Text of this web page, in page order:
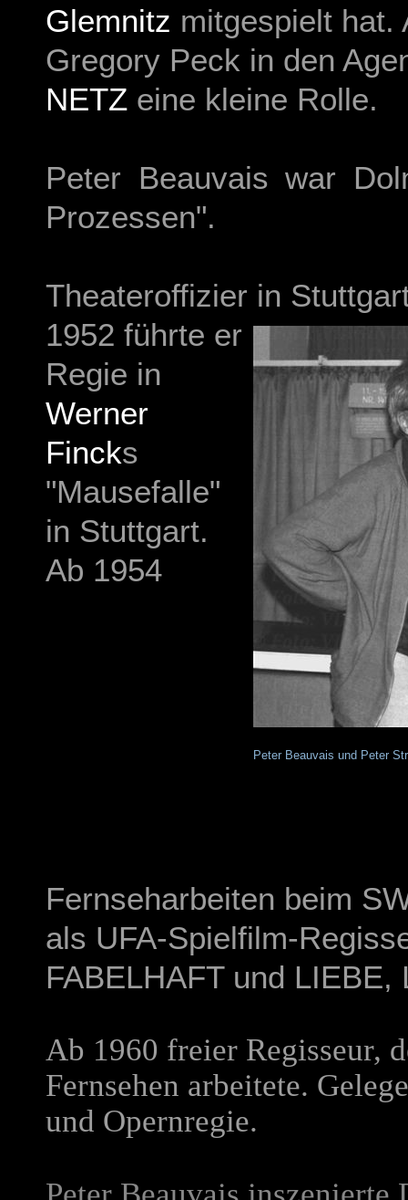
Glemnitz mitgespielt hat.
Gregory Peck in den
NETZ eine kleine Rolle.
Peter Beauvais war
Prozessen".
Theateroffizier in
Peter Beauvais und Peter
1952 führte er
Regie in
Werner
Fincks
"Mausefalle"
in Stuttgart.
Ab 1954
Fernseharbeiten beim
als UFA-Spielfilm-
FABELHAFTund LIEBE,
Ab 1960 freier Regisseur,
Fernsehen arbeitete.
und Opernregie.